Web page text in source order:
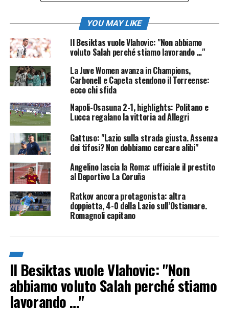
YOU MAY LIKE
Il Besiktas vuole Vlahovic: "Non abbiamo
voluto Salah perché stiamo lavorando …"
La Juve Women avanza in Champions,
Carbonell e Capeta stendono il Torreense:
ecco chi sfida
Napoli-Osasuna 2-1, highlights: Politano e
Lucca regalano la vittoria ad Allegri
Gattuso: "Lazio sulla strada giusta. Assenza
dei tifosi? Non dobbiamo cercare alibi"
Angelino lascia la Roma: ufficiale il prestito
al Deportivo La Coruña
Ratkov ancora protagonista: altra
doppietta, 4-0 della Lazio sull’Ostiamare.
Romagnoli capitano
Il Besiktas vuole Vlahovic: "Non
abbiamo voluto Salah perché stiamo
lavorando …"